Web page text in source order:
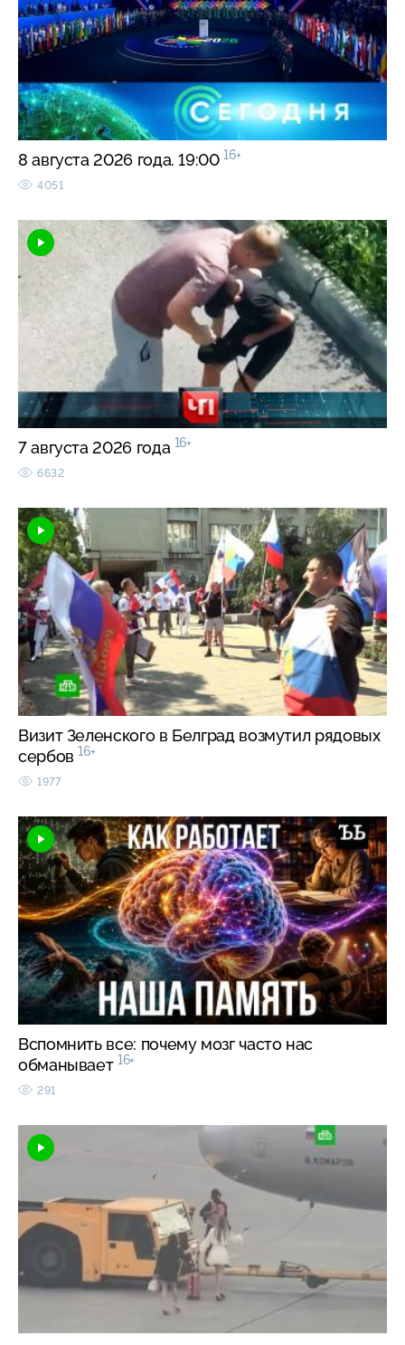
8 августа 2026 года. 19:00 16+
4051
7 августа 2026 года 16+
6632
Визит Зеленского в Белград возмутил рядовых
сербов 16+
1977
Вспомнить все: почему мозг часто нас
обманывает 16+
291